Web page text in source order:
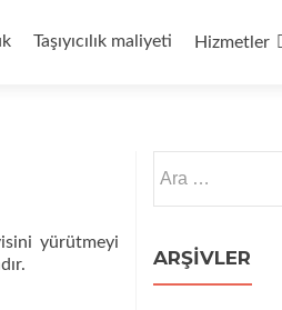
Taşıyıcılık maliyeti Hizmetler
yürütmeyi
ARŞIVLER